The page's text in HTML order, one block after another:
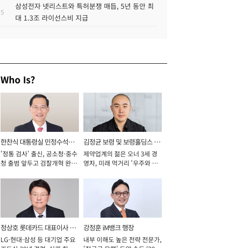
5
삼성전자 넷리스트와 특허분쟁 매듭, 5년 동안 최
대 1.3조 라이선스비 지급
Who Is?
한찬식 대통령실 민정수석비
서관
'정통 검사' 출신, 공소청·중수
청 출범 앞두고 검찰개혁 완수
김정균 보령 및 보령홀딩스 대
표이사 사장
제약업계의 젊은 오너 3세 경
영자, 미래 먹거리 '우주와 헬
정상호 롯데카드 대표이사 사
장
LG·현대·삼성 등 대기업 주요
강정훈 iM뱅크 행장
내부 이해도 높은 전략 전문가,